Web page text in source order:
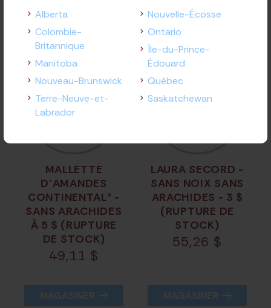
Alberta
Colombie-
Britannique
Manitoba
Nouveau-Brunswick
Terre-Neuve-et-
Labrador
Nouvelle-Écosse
Ontario
Île-du-Prince-
Édouard
Québec
Saskatchewan
Produits connexes
MALLETTE
D’AMANDES
CONTINENTAL® -
SANS ARACHIDES
À 5 $ (RUPTURE
DE STOCK)
49,11 $
MAGASINER
LAURA SECORD -
SANS NOIX SANS
ARACHIDES - 3 $
(RUPTURE DE
STOCK)
55,26 $
MAGASINER